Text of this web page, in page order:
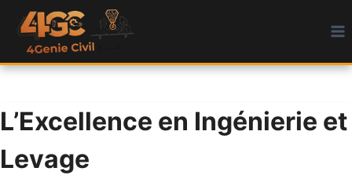
contenu
L’Excellence en Ingénierie et
Levage